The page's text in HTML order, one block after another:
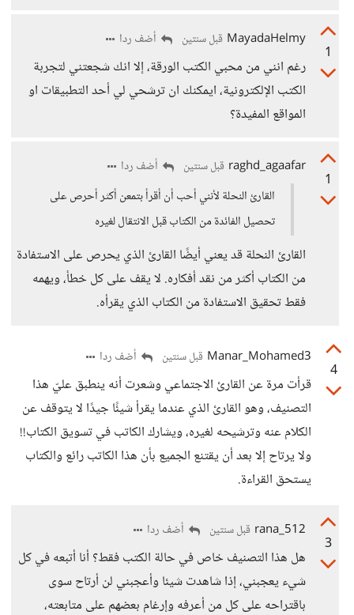
1
MayadaHelmy قبل سنتين أضف ردا
رغم انني من محبي الكتب الورقة، إلا انك شجعتني لتجربة
الكتب الإلكترونية، ايمكنك ان ترشحي لي أحد التطبيقات او
المواقع المفيدة؟
1
raghd_agaafar قبل سنتين
أضف ردا
القارئ النحلة لأنني أحب أن أقرأ بتمعن أكثر أحرص على
تحصيل الفائدة من الكتاب قبل الانتقال لغيره
القارئ النحلة قد يعني أيضًا القارئ الذي يحرص على الاستفادة
من الكتاب أكثر من نقد أفكاره. لا يقف على كل خطأ، ويهمه
فقط تحقيق الاستفادة من الكتاب الذي يقرأه.
4
Manar_Mohamed3 قبل سنتين أضف ردا
قرأت مرة عن القارئ الاجتماعي وشعرت أنه ينطبق عليّ هذا
التصنيف، وهو القارئ الذي عندما يقرأ شيئًا جيدًا لا يتوقف عن
الكلام عنه وترشيحه لغيره، ويشارك الكاتب في تسويق الكتاب!!
ولا يرتاح إلا بعد أن يقتنع الجميع بأن هذا الكاتب رائع والكتاب
يستحق القراءة.
3
rana_512 قبل سنتين أضف ردا
هل هذا التصنيف خاص في حالة الكتب فقط؟ أنا أتبعه في كل
شيء يعجبني، إذا شاهدت شيئا وأعجبني لن أرتاح سوى
باقتراحه على كل من أعرفه وإرغام بعضهم على متابعته،